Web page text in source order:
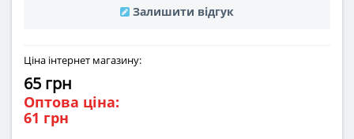
Залишити відгук
Ціна інтернет магазину:
65 грн
Оптова ціна:
61 грн